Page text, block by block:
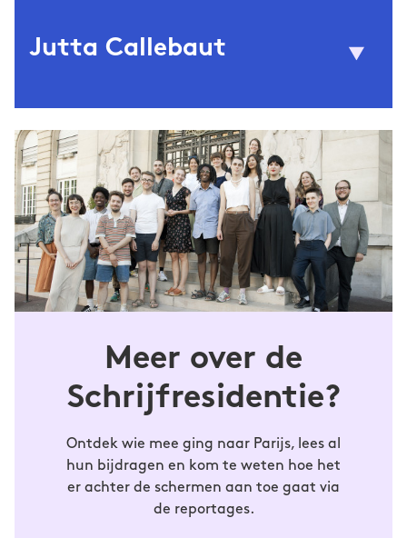
Jutta Callebaut
Jutta Callebaut(1992) werkte in verschillende
internationale dolfinaria. Ze bestudeerde hoe
het gedwongen uitvoeren van salto’s in ruil
voor diepgevroren schelvis de zelfwaarde van
jonge zeeleeuwen aantast. Bìjna behaalde ze
haar doctoraat gedragsbiologie, maar een
bond van verbolgen zeeleeuwenshow-
organisatoren wist de publicatie van haar
onderzoek te voorkomen. Nu studeert ze
Antwerpen in de hoop haar resultaten alsnog
uitsluitend fictie en boze lezersbrieven. Ze
won met haar theatertekst ‘
Afstudeerprijs 2021.
Alles bekijken
Meer over de
Schrijfresidentie?
Ontdek wie mee ging naar Parijs, lees al
hun bijdragen en kom te weten hoe het
er achter de schermen aan toe gaat via
de reportages.